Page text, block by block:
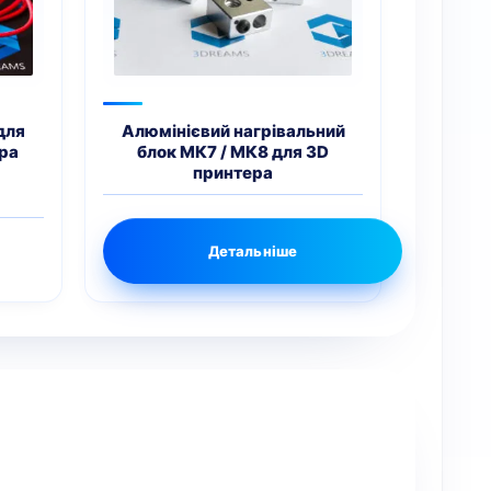
Алюмінієвий нагрівальний
блок МК7 / МК8 для 3D
принтера
Детальніше